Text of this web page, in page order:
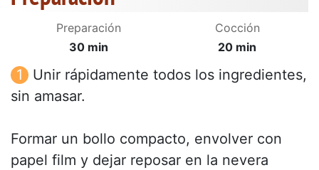
Preparación
30 min
Cocción
20 min
Unir rápidamente todos los ingredientes,
sin amasar.
Formar un bollo compacto, envolver con
papel film y dejar reposar en la nevera